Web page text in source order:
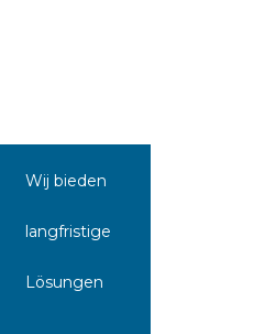
Wij bieden
langfristige
Lösungen